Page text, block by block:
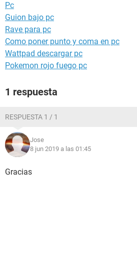
Pc
Guion bajo pc
Rave para pc
Como poner punto y coma en pc
Wattpad descargar pc
Pokemon rojo fuego pc
1 respuesta
RESPUESTA 1 / 1
Jose
8 jun 2019 a las 01:45
Gracias